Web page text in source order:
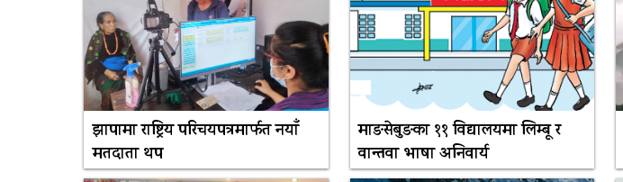
झापामा राष्ट्रिय परिचयपत्रमार्फत नयाँ
मतदाता थप
माङसेबुङका ११ विद्यालयमा लिम्बू र
वान्तवा भाषा अनिवार्य